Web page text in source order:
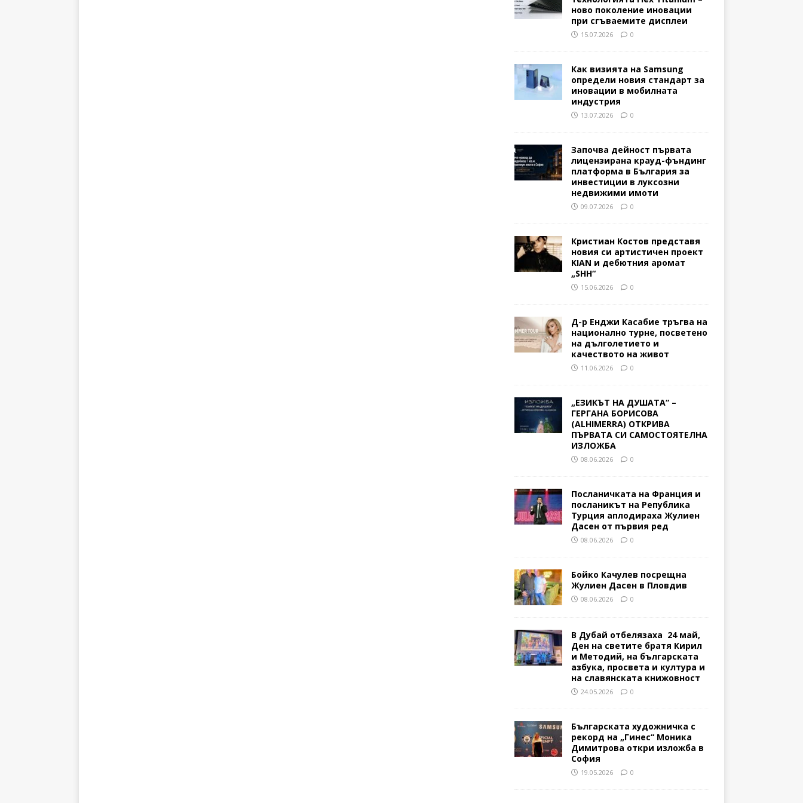
ново поколение иновации
при сгъваемите дисплеи
15.07.2026 0
Как визията на Samsung
определи новия стандарт за
иновации в мобилната
индустрия
13.07.2026 0
Започва дейност първата
лицензирана крауд-фъндинг
платформа в България за
инвестиции в луксозни
недвижими имоти
09.07.2026 0
Кристиан Костов представя
новия си артистичен проект
KIAN и дебютния аромат
„SHH“
15.06.2026 0
Д-р Енджи Касабие тръгва на
национално турне, посветено
на дълголетието и
качеството на живот
11.06.2026 0
„ЕЗИКЪТ НА ДУШАТА“ –
ГЕРГАНА БОРИСОВА
(ALHIMERRA) ОТКРИВА
ПЪРВАТА СИ САМОСТОЯТЕЛНА
ИЗЛОЖБА
08.06.2026 0
Посланичката на Франция и
посланикът на Република
Турция аплодираха Жулиен
Дасен от първия ред
08.06.2026 0
Бойко Качулев посрещна
Жулиен Дасен в Пловдив
08.06.2026 0
В Дубай отбелязаха 24 май,
Ден на светите братя Кирил
и Методий, на българската
азбука, просвета и култура и
на славянската книжовност
24.05.2026 0
Българската художничка с
рекорд на „Гинес“ Моника
Димитрова откри изложба в
София
19.05.2026 0